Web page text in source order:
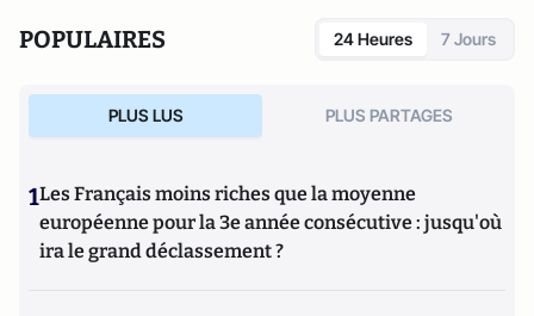
POPULAIRES 24 Heures 7 Jours
PLUS LUS PLUS PARTAGES
1Les Français moins riches que la moyenne
européenne pour la 3e année consécutive : jusqu'où
ira le grand déclassement ?